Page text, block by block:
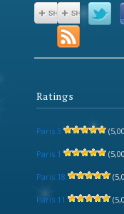
Ratings
Paris 3
Paris 1
Paris 18
Paris 11